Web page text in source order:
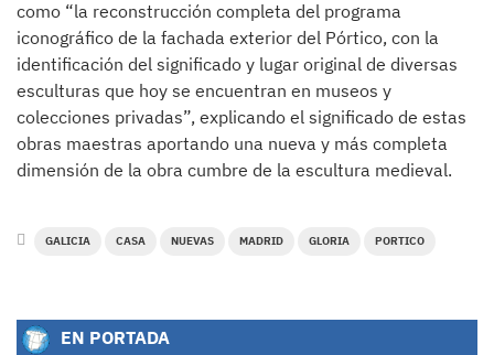
como “la reconstrucción completa del programa
iconográfico de la fachada exterior del Pórtico, con la
identificación del significado y lugar original de diversas
esculturas que hoy se encuentran en museos y
colecciones privadas”, explicando el significado de estas
obras maestras aportando una nueva y más completa
dimensión de la obra cumbre de la escultura medieval.
GALICIA CASA NUEVAS MADRID GLORIA PORTICO
EN PORTADA